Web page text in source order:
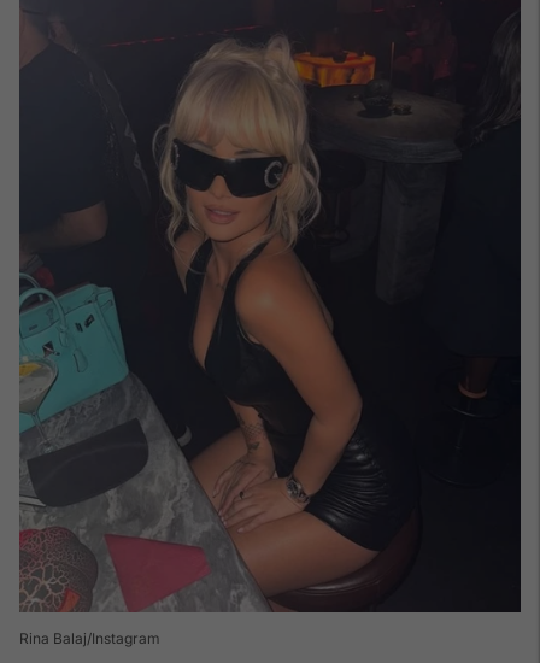
Rina Balaj/Instagram